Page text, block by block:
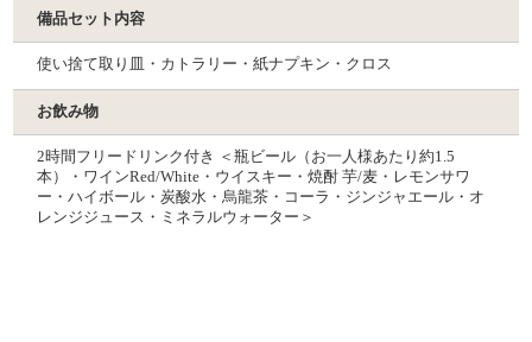
備品セット内容
使い捨て取り皿・カトラリー・紙ナプキン・クロス
お飲み物
2時間フリードリンク付き ＜瓶ビール（お一人様あたり約1.5
本）・ワインRed/White・ウイスキー・焼酎 芋/麦・レモンサワ
ー・ハイボール・炭酸水・烏龍茶・コーラ・ジンジャエール・オ
レンジジュース・ミネラルウォーター＞